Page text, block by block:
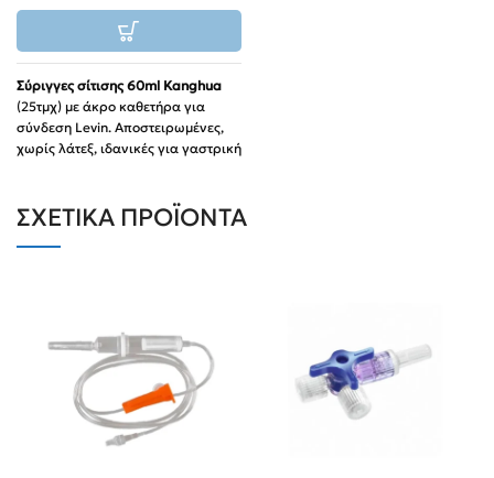
Σύριγγες σίτισης 60ml Kanghua
(25τμχ) με άκρο καθετήρα για
σύνδεση Levin. Αποστειρωμένες,
χωρίς λάτεξ, ιδανικές για γαστρική
έκπλυση σωλήνων & χορήγηση
φαρμάκων.
πακέτο 25 τεμαχίων.
ΣΧΕΤΙΚΆ ΠΡΟΪΌΝΤΑ